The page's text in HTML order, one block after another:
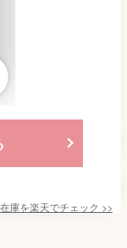
庫を楽天でチェック >>